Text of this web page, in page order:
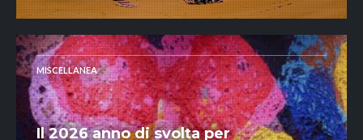
MISCELLANEA
Il 2026 anno di svolta per